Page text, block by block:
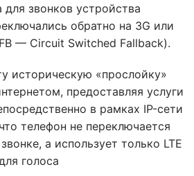
звонков устройства
обратно на 3G или
— Circuit Switched Fallback).
историческую «прослойку»
предоставляя услуги
в рамках IP-сети
телефон не переключается
а использует только LTE
голоса